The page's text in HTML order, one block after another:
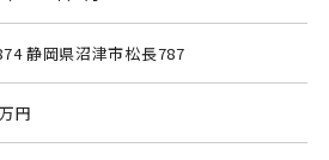
静岡県沼津市松長787
円